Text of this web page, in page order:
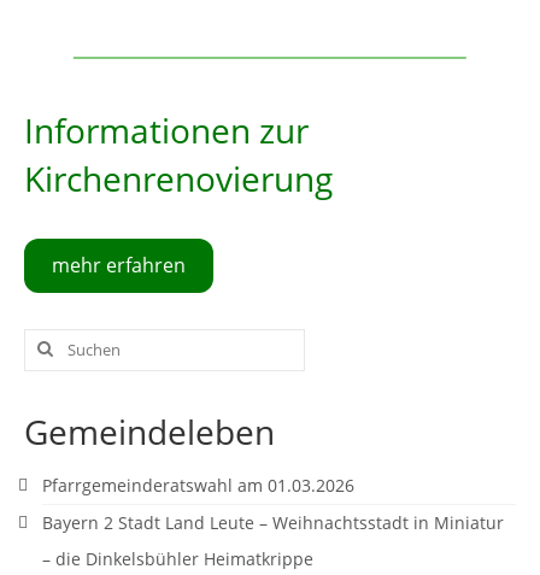
Informationen zur
Kirchenrenovierung
mehr erfahren
Suche
nach:
Gemeindeleben
Pfarrgemeinderatswahl am 01.03.2026
Bayern 2 Stadt Land Leute – Weihnachtsstadt in Miniatur
– die Dinkelsbühler Heimatkrippe